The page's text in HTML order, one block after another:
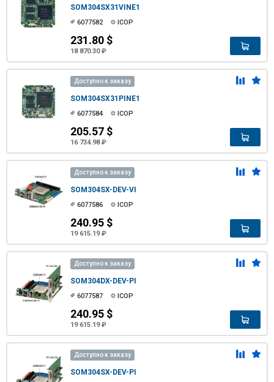
SOM304SX31VINE1
6077582 ICOP
231.80 $
18 870.30 ₽
Доступно к заказу
SOM304SX31PINE1
6077584 ICOP
205.57 $
16 734.98 ₽
Доступно к заказу
SOM304SX-DEV-VI
6077586 ICOP
240.95 $
19 615.19 ₽
Доступно к заказу
SOM304DX-DEV-PI
6077587 ICOP
240.95 $
19 615.19 ₽
Доступно к заказу
SOM304SX-DEV-PI